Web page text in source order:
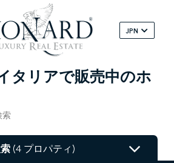
JPN
タリアで販売中のホ
索
(4 プロパティ)